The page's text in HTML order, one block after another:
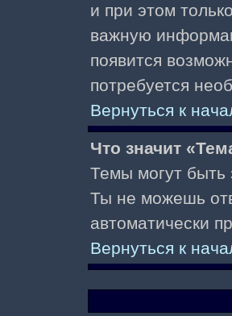
и при этом
важную
появится
потребуется
Вернуться к
Что значит
Темы могут быть
Ты не можешь
автоматически
Вернуться к